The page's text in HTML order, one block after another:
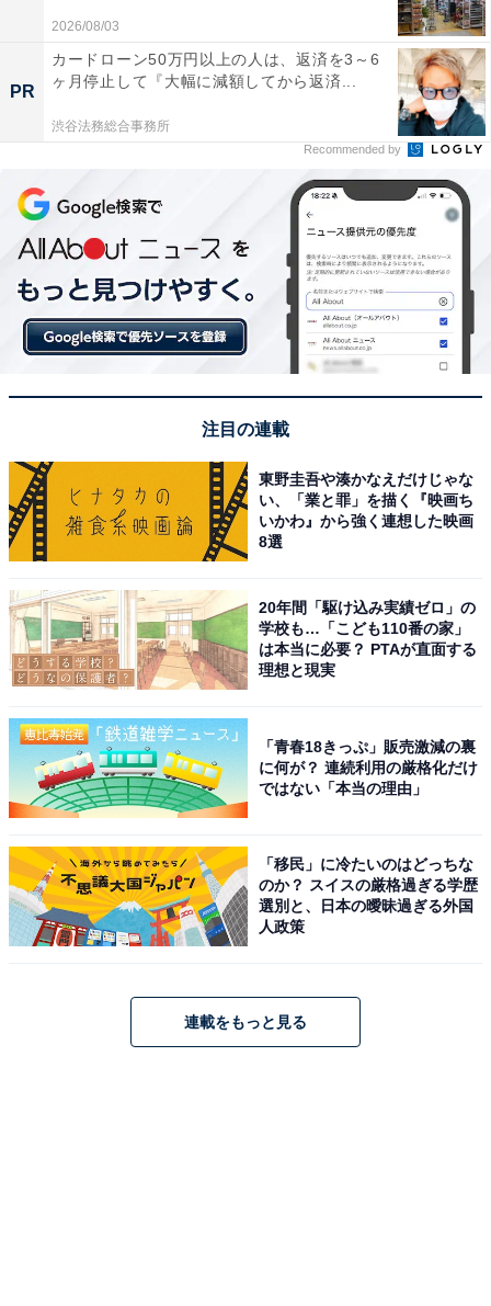
2026/08/03
PR
カードローン50万円以上の人は、返済を3～6
ヶ月停止して『大幅に減額してから返済...
渋谷法務総合事務所
Recommended by
注目の連載
東野圭吾や湊かなえだけじゃな
い、「業と罪」を描く『映画ち
いかわ』から強く連想した映画
8選
20年間「駆け込み実績ゼロ」の
学校も…「こども110番の家」
は本当に必要？ PTAが直面する
理想と現実
「青春18きっぷ」販売激減の裏
に何が？ 連続利用の厳格化だけ
ではない「本当の理由」
「移民」に冷たいのはどっちな
のか？ スイスの厳格過ぎる学歴
選別と、日本の曖昧過ぎる外国
人政策
連載をもっと見る